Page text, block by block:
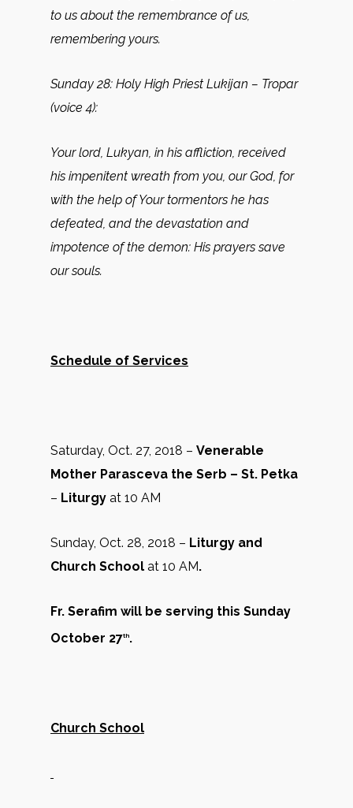
to us about the remembrance of us,
remembering yours.
Sunday 28: Holy High Priest Lukijan – Tropar
(voice 4):
Your lord, Lukyan, in his affliction, received
his impenitent wreath from you, our God, for
with the help of Your tormentors he has
defeated, and the devastation and
impotence of the demon: His prayers save
our souls.
Schedule of Services
Saturday, Oct. 27, 2018 – Venerable
Mother Parasceva the Serb – St. Petka
– Liturgy at 10 AM
Sunday, Oct. 28, 2018 – Liturgy and
Church School at 10 AM.
Fr. Serafim will be serving this Sunday
October 27th.
Church School